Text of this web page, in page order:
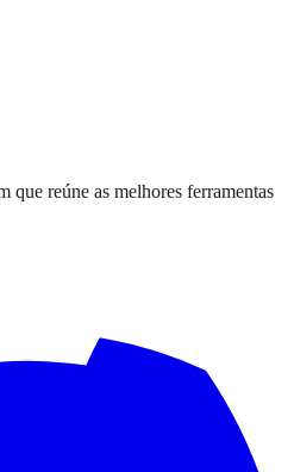
que reúne as melhores ferramentas